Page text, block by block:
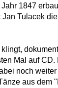
Jahr 1847
Tulacek
Mal auf CD.
noch
aus dem